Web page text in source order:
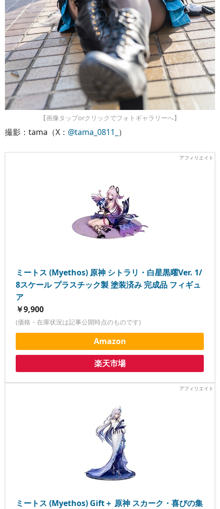
【画像タップorクリックでフォトギャラリーへ】
撮影：tama（X： @tama_0811_ ）
ミートス (Myethos) 原神 シトラリ・白星黒曜Ver. 1/
8スケール プラスチック製 塗装済み 完成品 フィギュ
ア
￥9,900
(価格・在庫状況は記事公開時点のものです)
Amazon
楽天市場
ミートス (Myethos) Gift＋ 原神 スカーク・喜びの集